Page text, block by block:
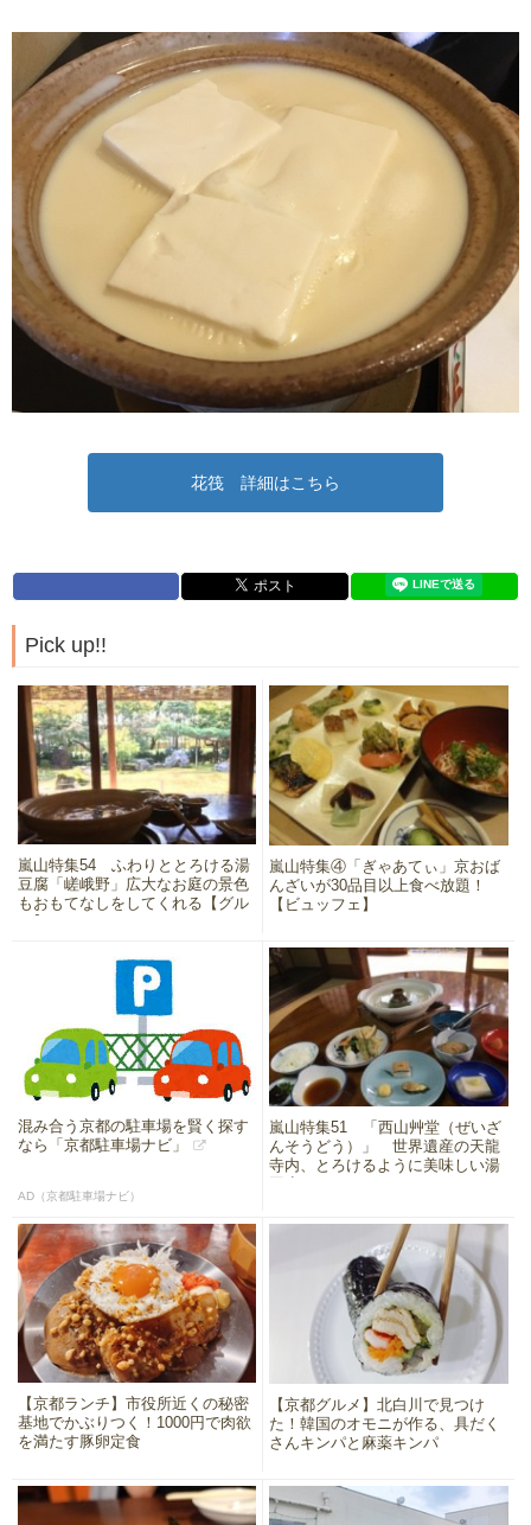
花筏 詳細はこちら
Pick up!!
嵐山特集54 ふわりととろける湯
豆腐「嵯峨野」広大なお庭の景色
もおもてなしをしてくれる【グル
嵐山特集④「ぎゃあてぃ」京おば
んざいが30品目以上食べ放題！
【ビュッフェ】
混み合う京都の駐車場を賢く探す
なら「京都駐車場ナビ」
AD（京都駐車場ナビ）
嵐山特集51 「西山艸堂（ぜいざ
んそうどう）」 世界遺産の天龍
寺内、とろけるように美味しい湯
【京都ランチ】市役所近くの秘密
基地でかぶりつく！1000円で肉欲
を満たす豚卵定食
【京都グルメ】北白川で見つけ
た！韓国のオモニが作る、具だく
さんキンパと麻薬キンパ